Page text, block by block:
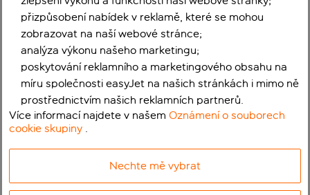
přizpůsobení nabídek v reklamě, které se mohou
zobrazovat na naší webové stránce;
analýza výkonu našeho marketingu;
poskytování reklamního a marketingového obsahu na
míru společnosti easyJet na našich stránkách i mimo ně
prostřednictvím našich reklamních partnerů.
Více informací najdete v našemOznámení o souborech
cookie skupiny .
Nechte mě vybrat